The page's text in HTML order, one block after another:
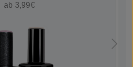
ab 3,99€